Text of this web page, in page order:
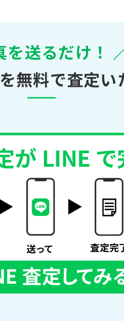
を送るだけ！
無料で査定い